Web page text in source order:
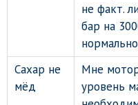
не факт.
бар на
Сахар не
мёд
Мне
уровень